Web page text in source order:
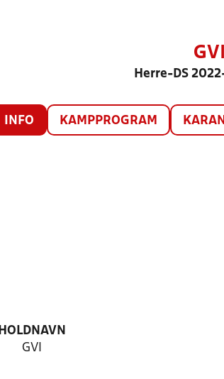
GVI
Herre-DS
INFO KAMPPROGRAM
HOLDNAVN
GVI